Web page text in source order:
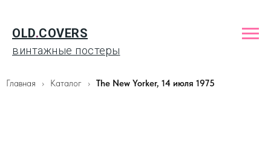
OLD.COVERS
винтажные постеры
Главная Каталог The New Yorker, 14 июля 1975